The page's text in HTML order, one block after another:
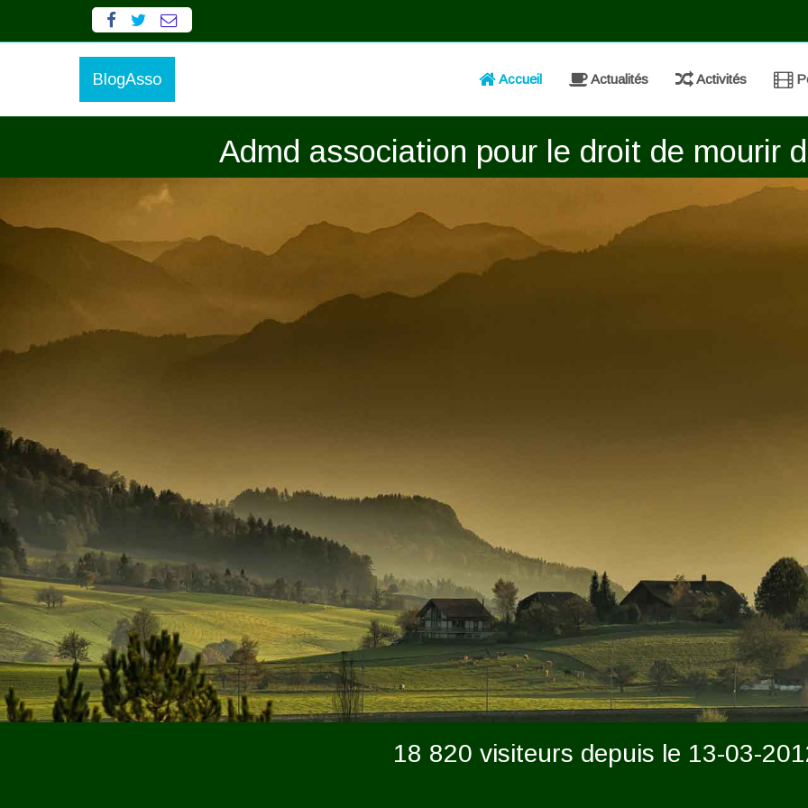
BlogAsso Accueil Actualités Activités
Admd association pour le droit de mourir
18 820 visiteurs depuis le 13-03-